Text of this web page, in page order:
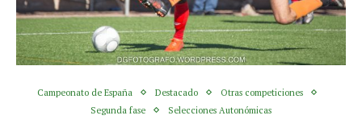
Campeonato de España Destacado
Otras competiciones
Segunda fase
Selecciones Autonómicas